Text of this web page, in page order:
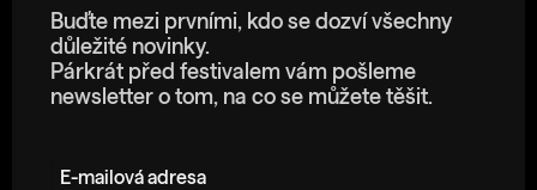
Buďte mezi prvními, kdo se dozví všechny
důležité novinky.
Párkrát před festivalem vám pošleme
newsletter o tom, na co se můžete těšit.